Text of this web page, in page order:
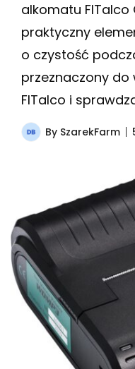
alkomatu
praktyczny
o czystość
przeznaczony do
FITalco i
By SzarekFarm